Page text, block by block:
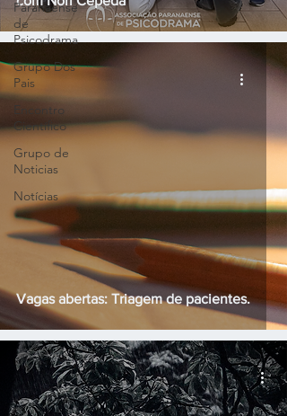
Paranaense
de
Psicodrama
Grupo Dos
Pais
Encontro
Científico
Grupo de
Noticias
Notícias
Vagas abertas: Triagem de pacientes.